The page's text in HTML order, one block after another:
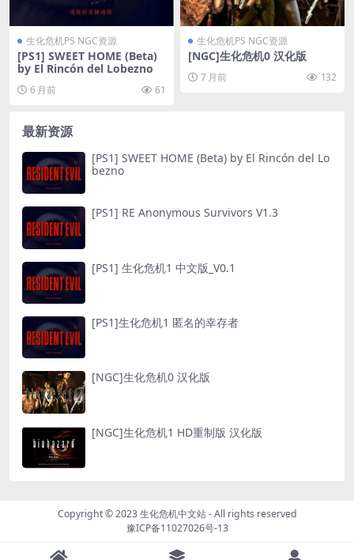
生化危机PS NGC资源
[PS1] SWEET HOME (Beta)
by El Rincón del Lobezno
6 月前 61
生化危机PS NGC资源
[NGC]生化危机0 汉化版
7 月前 132
最新资源
[PS1] SWEET HOME (Beta) by El Rincón del Lo
bezno
[PS1] RE Anonymous Survivors V1.3
[PS1] 生化危机1 中文版_V0.1
[PS1]生化危机1 匿名的幸存者
[NGC]生化危机0 汉化版
[NGC]生化危机1 HD重制版 汉化版
Copyright © 2023生化危机中文站- All rights reserved
豫ICP备11027026号-13